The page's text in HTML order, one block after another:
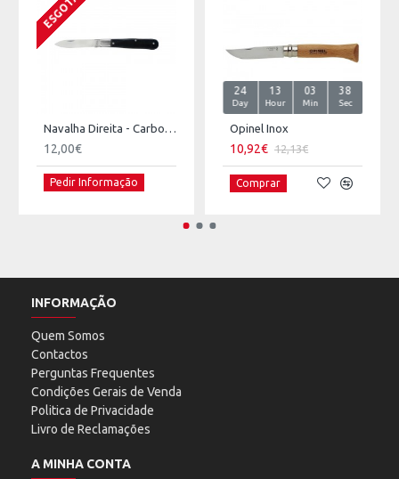
Navalha Direita - Carbono CIOL
12,00€
Pedir Informação
24
Day
13
Hour
03
Min
38
Sec
Opinel Inox
10,92€ 12,13€
Comprar
INFORMAÇÃO
Quem Somos
Contactos
Perguntas Frequentes
Condições Gerais de Venda
Politica de Privacidade
Livro de Reclamações
A MINHA CONTA